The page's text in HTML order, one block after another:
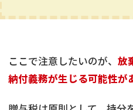
ここで注意したいのが、 放
納付義務が生じる可能性が